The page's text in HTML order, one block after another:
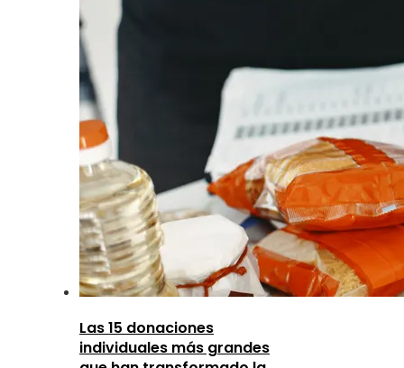
Las 15 donaciones
individuales más grandes